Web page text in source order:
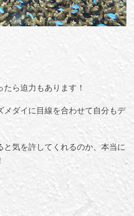
ら迫力もあります！
メダイに目線を合わせて自分もデ
と気を許してくれるのか、本当に